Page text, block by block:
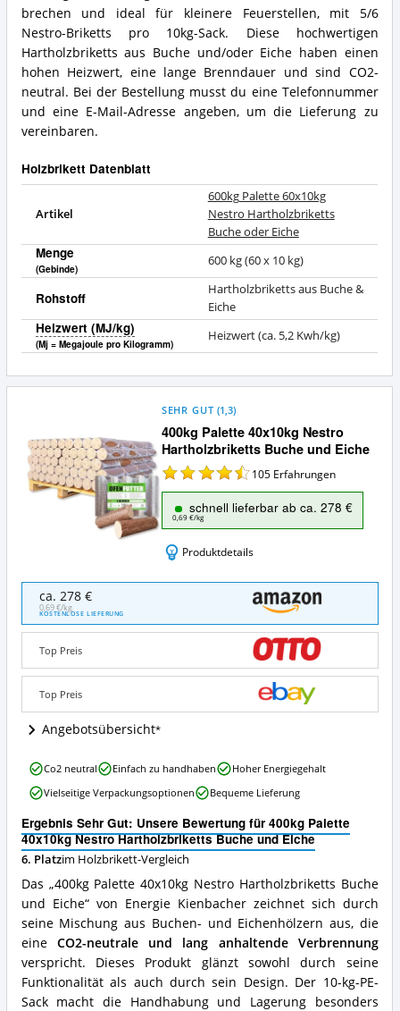
brechen und ideal für kleinere Feuerstellen, mit 5/6
Nestro-Briketts pro 10kg-Sack. Diese hochwertigen
Hartholzbriketts aus Buche und/oder Eiche haben einen
hohen Heizwert, eine lange Brenndauer und sind CO2-
neutral. Bei der Bestellung musst du eine Telefonnummer
und eine E-Mail-Adresse angeben, um die Lieferung zu
vereinbaren.
Holzbrikett Datenblatt
Artikel
600kg Palette 60x10kg
Nestro Hartholzbriketts
Buche oder Eiche
Menge
(Gebinde)
600 kg (60 x 10 kg)
Rohstoff
Hartholzbriketts aus Buche &
Eiche
Heizwert (MJ/kg)
(Mj = Megajoule pro Kilogramm)
Heizwert (ca. 5,2 Kwh/kg)
400kg Palette 40x10kg Nestro
Hartholzbriketts Buche und Eiche
SEHR GUT (1,3)
105 Erfahrungen
schnell lieferbar ab ca. 278 €
0,69 €/kg
Produktdetails
400kg
Palette
40x10kg
Nestro
Hartholzbriketts
Buche
Eiche
Angebote:
Wo
dieses
Holzbrikett
erhältlich?
ca. 278 €
0,69 €/kg
KOSTENLOSE LIEFERUNG
Top Preis
Top Preis
Angebotsübersicht
Ergebnis Sehr Gut: Unsere Bewertung für 400kg Palette
40x10kg Nestro Hartholzbriketts Buche und Eiche
6. Platzim Holzbrikett-Vergleich
Das „400kg Palette 40x10kg Nestro Hartholzbriketts Buche
und Eiche“ von Energie Kienbacher zeichnet sich durch
seine Mischung aus Buchen- und Eichenhölzern aus, die
eine CO2-neutrale und lang anhaltende Verbrennung
verspricht. Dieses Produkt glänzt sowohl durch seine
Funktionalität als auch durch sein Design. Der 10-kg-PE-
Sack macht die Handhabung und Lagerung besonders
400kg
Palette
40x10kg
Hartholzbriketts
Buche
und
Eiche
Vorteile:
Was
spricht
für
dieses
Holzbrikett?
Co2 neutral Einfach zu handhaben
Hoher Energiegehalt
Vielseitige Verpackungsoptionen
Bequeme Lieferung